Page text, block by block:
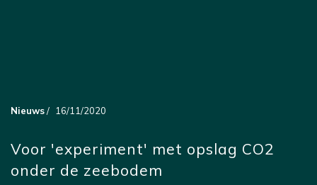
Nieuws/ 16/11/2020
Voor 'experiment' met opslag CO2
onder de zeebodem